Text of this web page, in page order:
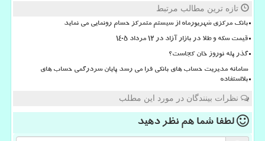
تازه ترین مطالب مرتبط
بانک مرکزی شهریورماه از سیستم متمرکز حسام رونمایی می نماید
قیمت سکه و طلا در بازار آزاد در ۱۲ مرداد ۱۴۰۵
گذر پله نوروز خان کجاست؟
سامانه مدیریت حساب های بانکی فرا می رسد پایان سردرگمی حساب های
بلااستفاده
نظرات بینندگان در مورد این مطلب
لطفا شما همنظر دهید